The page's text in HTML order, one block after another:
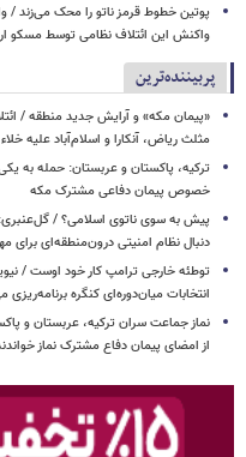
پوتین خطوط قرمز ناتو را محک می‌زند /
واکنش این ائتلاف نظامی توسط مسکو
پربیننده‌ترین
«پیمان مکه» و آرایش جدید منطقه /
مثلث ریاض، آنکارا و اسلام‌آباد علیه
ترکیه، پاکستان و عربستان: حمله به
خصوص پیمان دفاعی مشترک مکه
پیش به سوی ناتوی اسلامی؟ / گل‌عنبری:
دنبال نظام امنیتی درون‌منطقه‌ای برای
توطئه خارجی ترامپ کار خود اوست /
انتخابات میان‌دوره‌ای کنگره برنامه‌ریزی
نماز جماعت سران ترکیه، عربستان و
از امضای پیمان دفاع مشترک نماز